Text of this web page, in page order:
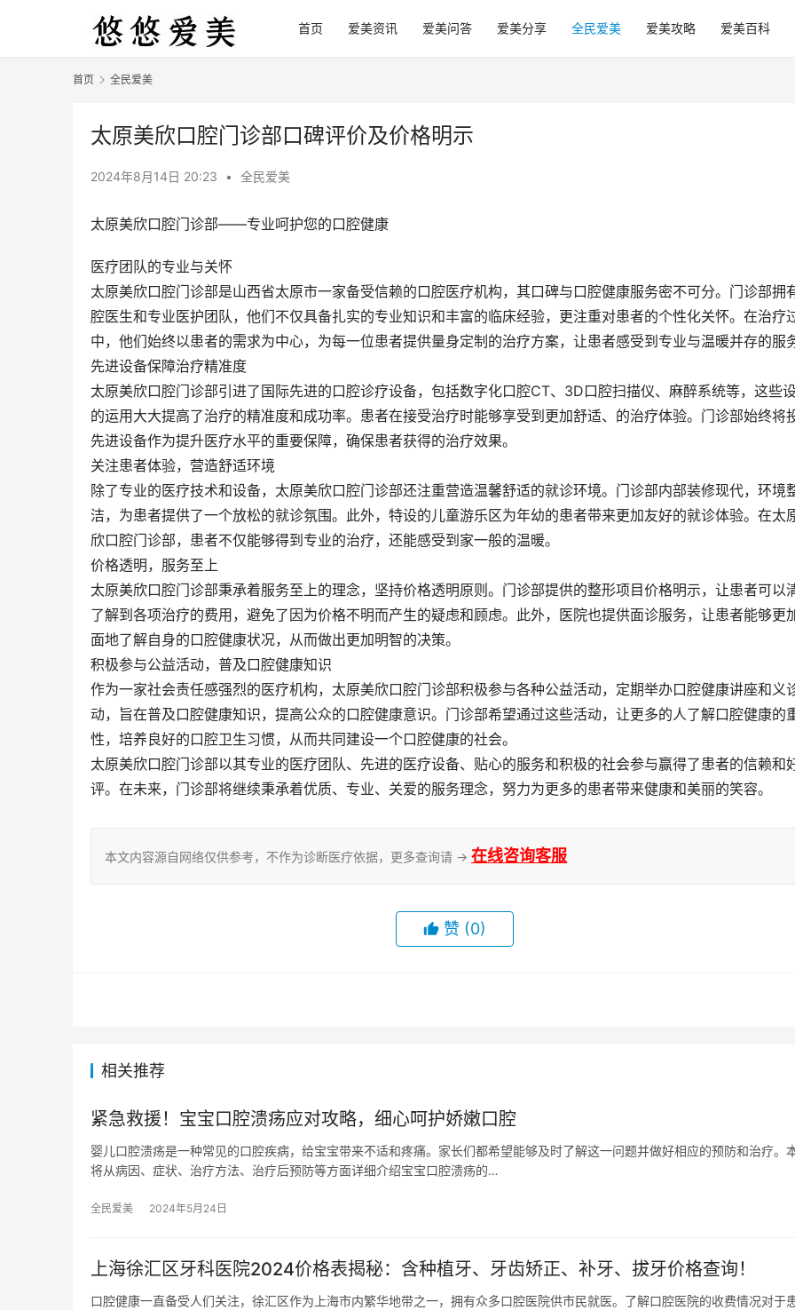
首页 爱美资讯 爱美问答 爱美分享 全民爱美 爱美攻略 爱美百科
首页 全民爱美
太原美欣口腔门诊部口碑评价及价格明示
2024年8月14日 20:23 • 全民爱美
太原美欣口腔门诊部——专业呵护您的口腔健康
医疗团队的专业与关怀
太原美欣口腔门诊部是山西省太原市一家备受信赖的口腔医疗机构，其口碑与口腔健康服务密不可分。门诊部拥
腔医生和专业医护团队，他们不仅具备扎实的专业知识和丰富的临床经验，更注重对患者的个性化关怀。在治疗
中，他们始终以患者的需求为中心，为每一位患者提供量身定制的治疗方案，让患者感受到专业与温暖并存的服
先进设备保障治疗精准度
太原美欣口腔门诊部引进了国际先进的口腔诊疗设备，包括数字化口腔CT、3D口腔扫描仪、麻醉系统等，这些
的运用大大提高了治疗的精准度和成功率。患者在接受治疗时能够享受到更加舒适、的治疗体验。门诊部始终将
先进设备作为提升医疗水平的重要保障，确保患者获得的治疗效果。
关注患者体验，营造舒适环境
除了专业的医疗技术和设备，太原美欣口腔门诊部还注重营造温馨舒适的就诊环境。门诊部内部装修现代，环境
洁，为患者提供了一个放松的就诊氛围。此外，特设的儿童游乐区为年幼的患者带来更加友好的就诊体验。在太
欣口腔门诊部，患者不仅能够得到专业的治疗，还能感受到家一般的温暖。
价格透明，服务至上
太原美欣口腔门诊部秉承着服务至上的理念，坚持价格透明原则。门诊部提供的整形项目价格明示，让患者可以
了解到各项治疗的费用，避免了因为价格不明而产生的疑虑和顾虑。此外，医院也提供面诊服务，让患者能够更
面地了解自身的口腔健康状况，从而做出更加明智的决策。
积极参与公益活动，普及口腔健康知识
作为一家社会责任感强烈的医疗机构，太原美欣口腔门诊部积极参与各种公益活动，定期举办口腔健康讲座和义
动，旨在普及口腔健康知识，提高公众的口腔健康意识。门诊部希望通过这些活动，让更多的人了解口腔健康的
性，培养良好的口腔卫生习惯，从而共同建设一个口腔健康的社会。
太原美欣口腔门诊部以其专业的医疗团队、先进的医疗设备、贴心的服务和积极的社会参与赢得了患者的信赖和
评。在未来，门诊部将继续秉承着优质、专业、关爱的服务理念，努力为更多的患者带来健康和美丽的笑容。
本文内容源自网络仅供参考，不作为诊断医疗依据，更多查询请 → 在线咨询客服
赞 (0)
相关推荐
紧急救援！宝宝口腔溃疡应对攻略，细心呵护娇嫩口腔
婴儿口腔溃疡是一种常见的口腔疾病，给宝宝带来不适和疼痛。家长们都希望能够及时了解这一问题并做好相应的预防和治疗。
将从病因、症状、治疗方法、治疗后预防等方面详细介绍宝宝口腔溃疡的…
全民爱美 2024年5月24日
上海徐汇区牙科医院2024价格表揭秘：含种植牙、牙齿矫正、补牙、拔牙价格查询！
口腔健康一直备受人们关注，徐汇区作为上海市内繁华地带之一，拥有众多口腔医院供市民就医。了解口腔医院的收费情况对于